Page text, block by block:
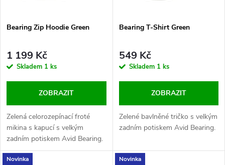
p
r
o
d
u
s
p
r
d
u
Bearing Zip Hoodie Green
1 199 Kč
Skladem 1 ks
ZOBRAZIT
Zelená celorozepínací froté
mikina s kapucí s velkým
zadním potiskem Avid Bearing.
Bearing T-Shirt Green
549 Kč
Skladem 1 ks
ZOBRAZIT
Zelené bavlněné tričko s velkým
zadním potiskem Avid Bearing.
Novinka Novinka